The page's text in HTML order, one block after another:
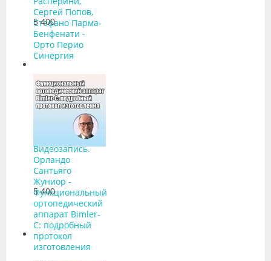
Сергей Попов,
Стефано Парма-
Бенфенати -
Орто Перио
Синергия
5 400
Видеозапись.
Орландо
Сантьяго
Жуниор -
Функциональный
ортопедический
аппарат Bimler-
С: подробный
протокол
изготовления
5 400